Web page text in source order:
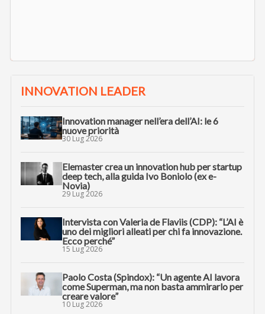
INNOVATION LEADER
Innovation manager nell’era dell’AI: le 6
nuove priorità
30 Lug 2026
Elemaster crea un innovation hub per startup
deep tech, alla guida Ivo Boniolo (ex e-
Novia)
29 Lug 2026
Intervista con Valeria de Flaviis (CDP): “L’AI è
uno dei migliori alleati per chi fa innovazione.
Ecco perché”
15 Lug 2026
Paolo Costa (Spindox): “Un agente AI lavora
come Superman, ma non basta ammirarlo per
creare valore”
10 Lug 2026